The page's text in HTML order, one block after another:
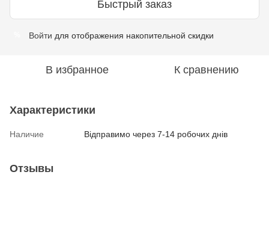
Быстрый заказ
Войти для отображения накопительной скидки
В избранное К сравнению
Характеристики
Наличие Відправимо через 7-14 робочих днів
Отзывы